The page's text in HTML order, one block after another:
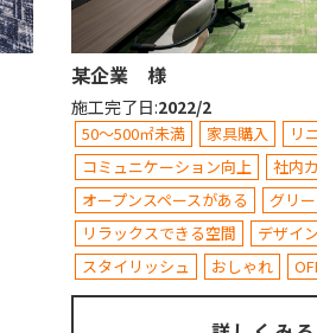
某企業 様
施工完了日:2022/2
50～500㎡未満 家具購入
リ
コミュニケーション向上
社内
オープンスペースがある
グリ
リラックスできる空間
デザイ
スタイリッシュ
おしゃれ